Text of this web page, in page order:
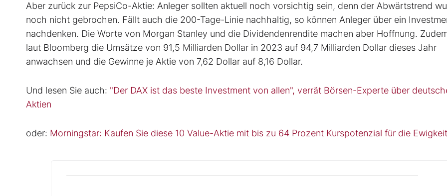
Aber zurück zur PepsiCo-Aktie: Anleger sollten aktuell noch vorsichtig sein, denn der Abwärtstrend
noch nicht gebrochen. Fällt auch die 200-Tage-Linie nachhaltig, so können Anleger über ein
nachdenken. Die Worte von Morgan Stanley und die Dividendenrendite machen aber Hoffnung.
laut Bloomberg die Umsätze von 91,5 Milliarden Dollar in 2023 auf 94,7 Milliarden Dollar dieses Jahr
anwachsen und die Gewinne je Aktie von 7,62 Dollar auf 8,16 Dollar.
Und lesen Sie auch: "Der DAX ist das beste Investment von allen", verrät Börsen-Experte über
Aktien
oder: Morningstar: Kaufen Sie diese 10 Value-Aktie mit bis zu 64 Prozent Kurspotenzial für die Ewigkeit